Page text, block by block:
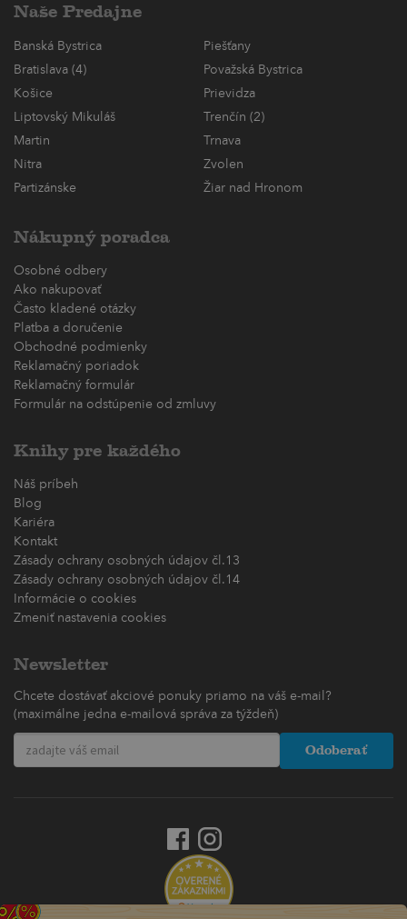
Naše Predajne
Banská Bystrica
Piešťany
Bratislava (4)
Považská Bystrica
Košice
Prievidza
Liptovský Mikuláš
Trenčín (2)
Martin
Trnava
Nitra
Zvolen
Partizánske
Žiar nad Hronom
Nákupný poradca
Osobné odbery
Ako nakupovať
Často kladené otázky
Platba a doručenie
Obchodné podmienky
Reklamačný poriadok
Reklamačný formulár
Formulár na odstúpenie od zmluvy
Knihy pre každého
Náš príbeh
Blog
Kariéra
Kontakt
Zásady ochrany osobných údajov čl.13
Zásady ochrany osobných údajov čl.14
Informácie o cookies
Zmeniť nastavenia cookies
Newsletter
Chcete dostávať akciové ponuky priamo na váš e-mail?
(maximálne jedna e-mailová správa za týždeň)
Odoberať